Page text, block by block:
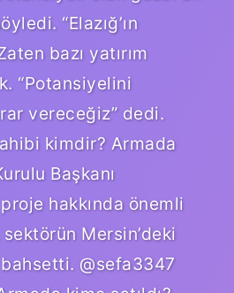
“Elazığ’ın
bazı yatırım
“Potansiyelini
vereceğiz” dedi.
kimdir? Armada
Başkanı
hakkında önemli
Mersin’deki
@sefa3347